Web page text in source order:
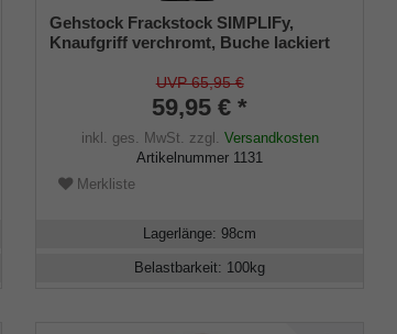
Gehstock Frackstock SIMPLIFy,
Knaufgriff verchromt, Buche lackiert
UVP 65,95 €
59,95 € *
inkl. ges. MwSt. zzgl. Versandkosten
Artikelnummer 1131
Merkliste
Lagerlänge:98cm
Belastbarkeit: 100kg